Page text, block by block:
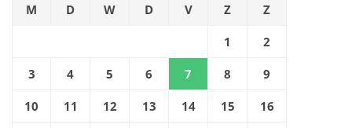
M D W D V Z Z
1 2
3 4 5 6 7 8 9
10 11 12 13 14 15 16